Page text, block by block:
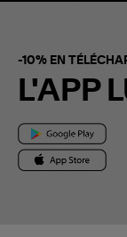
-10% EN
L'APP